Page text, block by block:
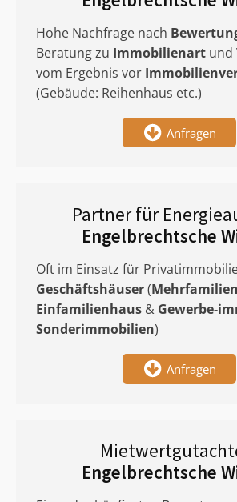
Hohe Nachfrage nach
Beratung zu Immobilienart und
vom Ergebnis vor
(Gebäude: Reihenhaus etc.)
Anfragen
Partner für
Engelbrechtsche
Oft im Einsatz für
Geschäftshäuser(
Einfamilienhaus & Gewerbe-
Sonderimmobilien)
Anfragen
Engelbrechtsche